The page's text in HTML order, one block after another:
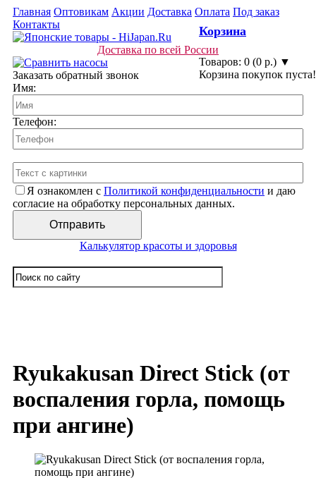
Главная Оптовикам Акции Доставка Оплата Под заказ
Контакты
Доставка по всей России
Корзина
Товаров: 0 (0 р.) ▼
Корзина покупок пуста!
Заказать обратный звонок
Имя:
Телефон:
Я ознакомлен с Политикой конфиденциальности и даю
согласие на обработку персональных данных.
Калькулятор красоты и здоровья
Ryukakusan Direct Stick (от
воспаления горла, помощь
при ангине)